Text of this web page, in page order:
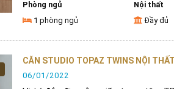
Phòng ngủ Nội thất
1 phòng ngủ
Đầy đủ
CĂN STUDIO TOPAZ TWINS NỘI
06/01/2022